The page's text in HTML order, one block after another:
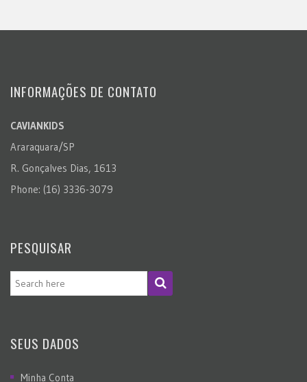
INFORMAÇÕES DE CONTATO
CAVIANKIDS
Araraquara/SP
R. Gonçalves Dias, 1613
Phone: (16) 3336-3079
PESQUISAR
SEUS DADOS
Minha Conta